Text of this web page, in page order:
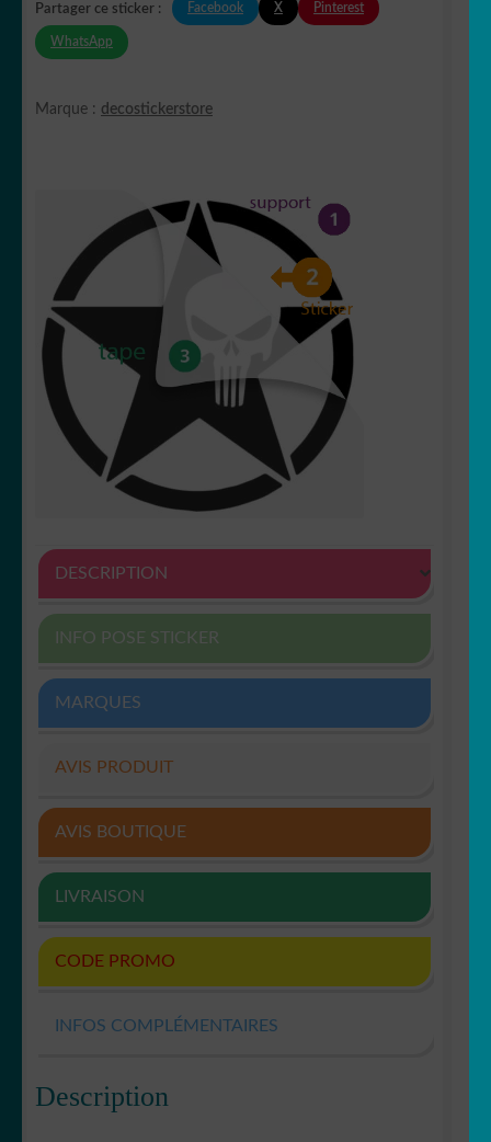
Partager ce sticker : Facebook X Pinterest
WhatsApp
Marque : decostickerstore
DESCRIPTION
INFO POSE STICKER
MARQUES
AVIS PRODUIT
AVIS BOUTIQUE
LIVRAISON
CODE PROMO
INFOS COMPLÉMENTAIRES
Description